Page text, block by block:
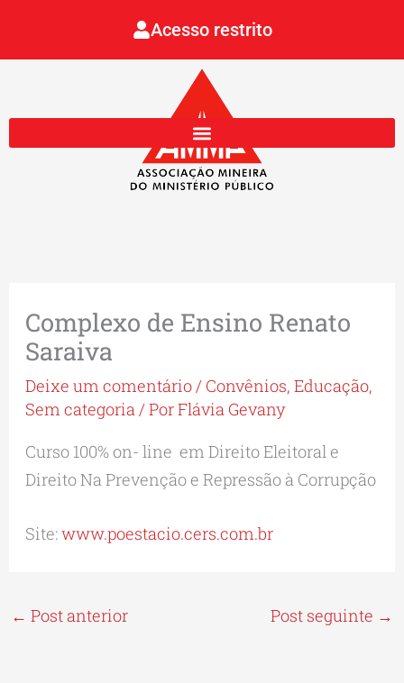
Acesso restrito
Complexo de Ensino Renato
Saraiva
Deixe um comentário/ Convênios,Educação,
Sem categoria/ PorFlávia Gevany
Curso 100% on- line em Direito Eleitoral e
Direito Na Prevenção e Repressão à Corrupção
Site:www.poestacio.cers.com.br
← Post anterior Post seguinte →